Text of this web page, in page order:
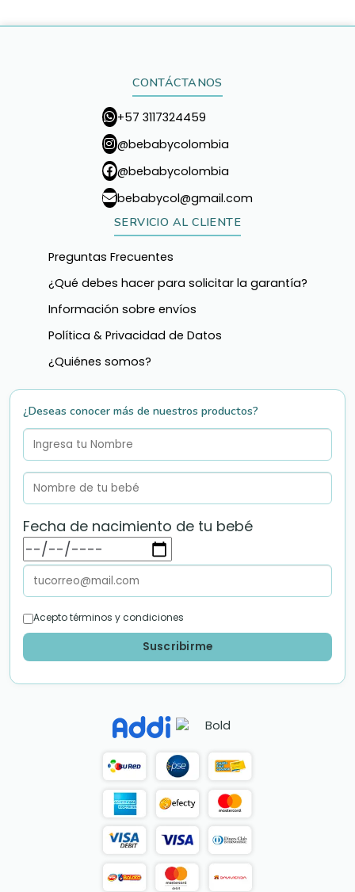
CONTÁCTANOS
+57 3117324459
@bebabycolombia
@bebabycolombia
bebabycol@gmail.com
SERVICIO AL CLIENTE
Preguntas Frecuentes
¿Qué debes hacer para solicitar la garantía?
Información sobre envíos
Política & Privacidad de Datos
¿Quiénes somos?
¿Deseas conocer más de nuestros productos?
Fecha de nacimiento de tu bebé
Acepto términos y condiciones